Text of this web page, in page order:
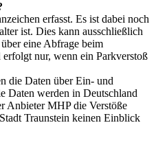
erfasst. Es ist dabei noch
ist. Dies kann ausschließlich
eine Abfrage beim
nur, wenn ein Parkverstoß
die Daten über Ein- und
Daten werden in Deutschland
Anbieter MHP die Verstöße
Traunstein keinen Einblick